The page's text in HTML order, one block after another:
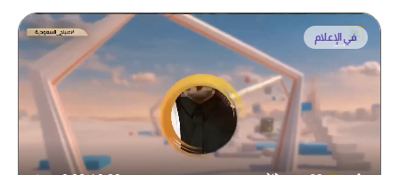
في الإعلام